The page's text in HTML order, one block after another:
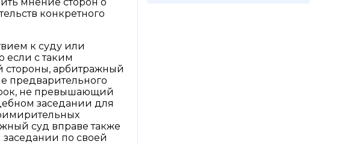
конкретного
к суду или
если с таким
стороны, арбитражный
предварительного
не превышающий
заседании для
суд вправе также
по своей